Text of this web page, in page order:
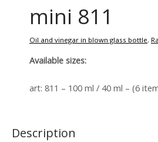
mini 811
Oil and vinegar in blown glass bottle,
Available sizes:
art: 811 – 100 ml / 40 ml – (6
Description